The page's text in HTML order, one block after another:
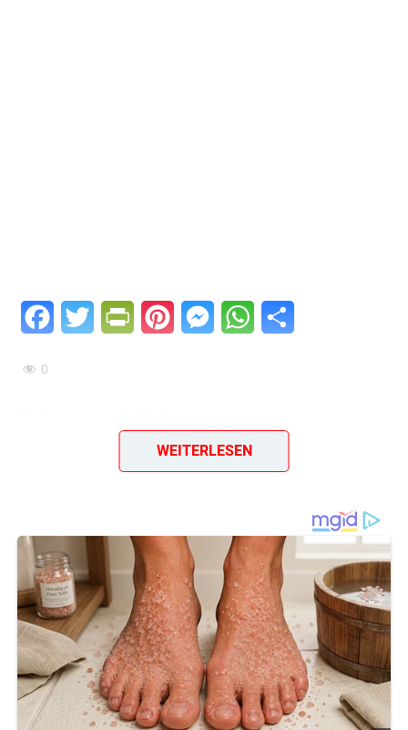
FacebookTwitter PrintFriendly
PinterestMessengerWhatsApp
0
Bitotschki
Diese Zutaten brauchen wir…
400 g Gehacktes
2 in Milch eingeweichte Brötchen
1 Zwiebel
je 1 Prise Thymian, Salz und Pfeffer
Mehl zum Mehlieren
Öl zum Braten
1 Flasche saure Sahne
WEITERLESEN